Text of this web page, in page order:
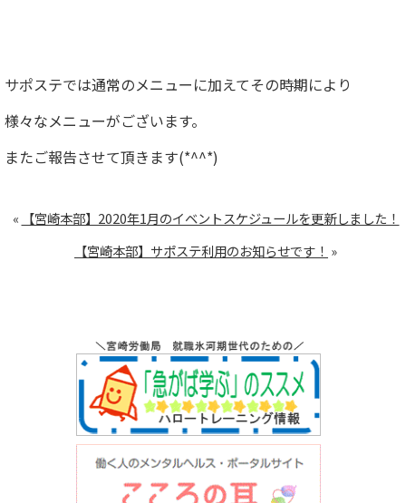
サポステでは通常のメニューに加えてその時期により
様々なメニューがございます。
またご報告させて頂きます(*^^*)
«
【宮崎本部】2020年1月のイベントスケジュールを更新しました！
【宮崎本部】サポステ利用のお知らせです！ »